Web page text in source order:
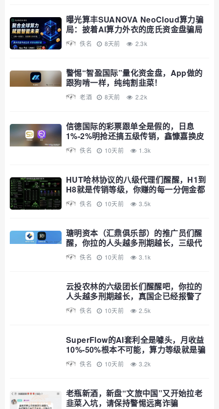
曝光算丰SUANOVA NeoCloud算力骗
局：披着AI算力外衣的庞氏资金盘骗局
佚名 8天前 2.3k
警惕“智盈国际”量化资金盘，App做的
跟狗啃一样，纯纯割韭菜！
老酒 8天前 2.2k
信德国际的彩票跟单全是假的，日息
1%-2%明抢还搞五级传销，鑫慷嘉换皮
继续割
佚名 10天前 1.3k
HUT哈林协议的八级代理们醒醒，H1到
H8就是传销等级，你赚的每一分佣金都
是赃款
佚名 10天前 3.5k
瑭明资本（汇鼎俱乐部）的推广员们醒
醒，你拉的人头越多刑期越长，三级代
理就是传销铁证
佚名 10天前 3.1k
云投农林的六级团长们醒醒吧，你拉的
人头越多刑期越长，真国企已经报警了
佚名 10天前 2.5k
SuperFlow的AI套利全是噱头，月收益
10%-50%根本不可能，算力等级就是骗
你多锁仓
佚名 10天前 3.2k
老瓶新酒，新盘“文旅中国”又开始拉老
韭菜入坑，请保持警惕远离诈骗